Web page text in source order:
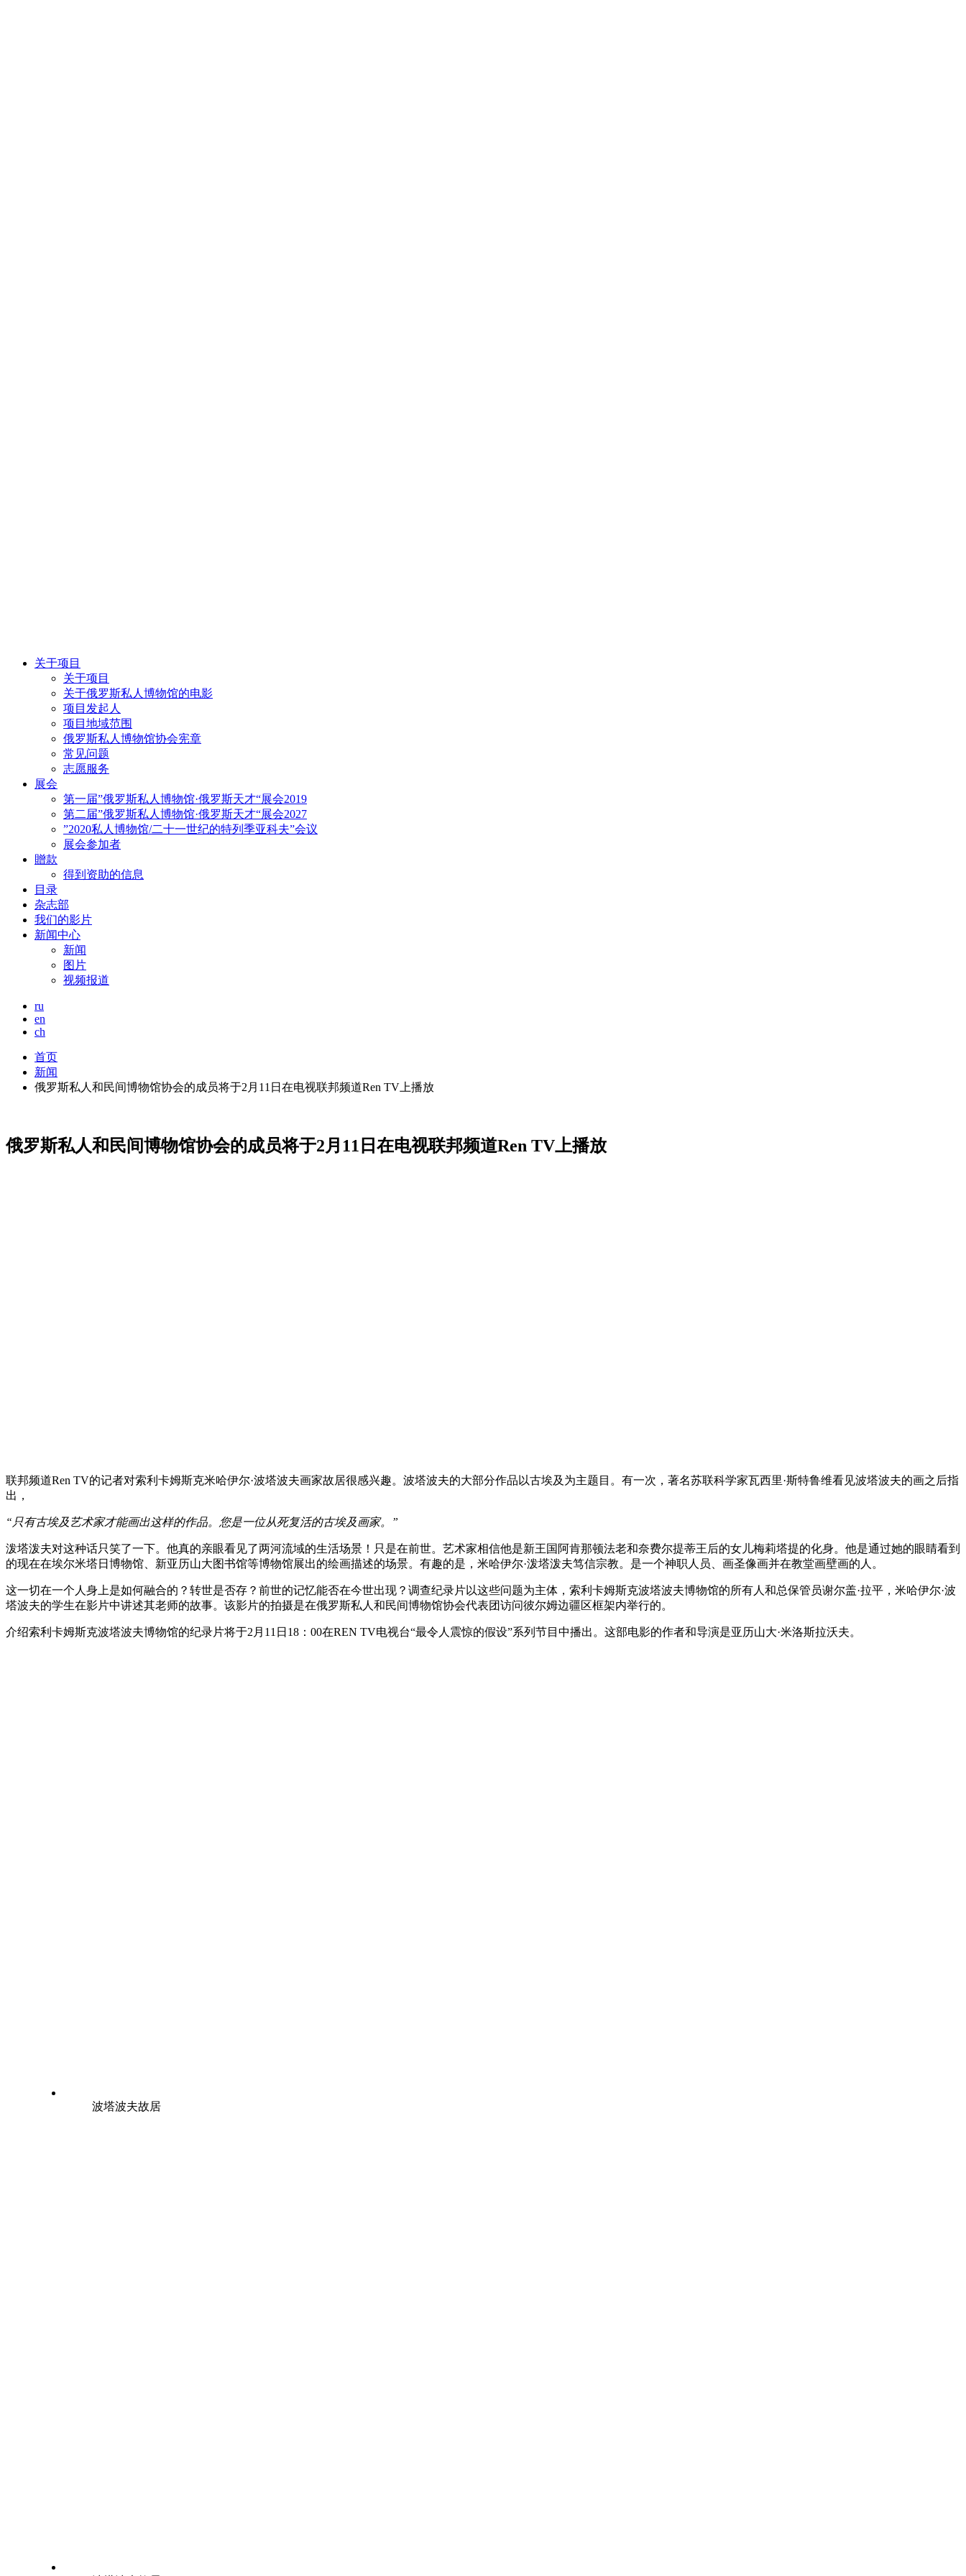
关于项目
关于项目
关于俄罗斯私人博物馆的电影
项目发起人
项目地域范围
俄罗斯私人博物馆协会宪章
常见问题
志愿服务
展会
第一届”俄罗斯私人博物馆·俄罗斯天才“展会2019
第二届”俄罗斯私人博物馆·俄罗斯天才“展会2027
”2020私人博物馆/二十一世纪的特列季亚科夫”会议
展会参加者
贈款
得到资助的信息
目录
杂志部
我们的影片
新闻中心
新闻
图片
视频报道
ru
en
ch
首页
新闻
俄罗斯私人和民间博物馆协会的成员将于2月11日在电视联邦频道Ren TV上播放
俄罗斯私人和民间博物馆协会的成员将于2月11日在电视联邦频道Ren TV上播放
联邦频道Ren TV的记者对索利卡姆斯克米哈伊尔·波塔波夫画家故居很感兴趣。波塔波夫的大部分作品以古埃及为主题目。有一次，著名苏联科学家瓦西里·斯特鲁维看见波塔波夫的画之后指
出，
“ 只有古埃及艺术家才能画出这样的作品。您是一位从死复活的古埃及画家。”
泼塔泼夫对这种话只笑了一下。他真的亲眼看见了两河流域的生活场景！只是在前世。艺术家相信他是新王国阿肯那顿法老和奈费尔提蒂王后的女儿梅莉塔提的化身。他是通过她的眼睛看到
的现在在埃尔米塔日博物馆、新亚历山大图书馆等博物馆展出的绘画描述的场景。有趣的是，米哈伊尔·泼塔泼夫笃信宗教。是一个神职人员、画圣像画并在教堂画壁画的人。
这一切在一个人身上是如何融合的？转世是否存？前世的记忆能否在今世出现？调查纪录片以这些问题为主体，索利卡姆斯克波塔波夫博物馆的所有人和总保管员谢尔盖·拉平，米哈伊尔·波
塔波夫的学生在影片中讲述其老师的故事。该影片的拍摄是在俄罗斯私人和民间博物馆协会代表团访问彼尔姆边疆区框架内举行的。
介绍索利卡姆斯克波塔波夫博物馆的纪录片将于2月11日18：00在REN TV电视台“最令人震惊的假设”系列节目中播出。这部电影的作者和导演是亚历山大·米洛斯拉沃夫。
波塔波夫故居